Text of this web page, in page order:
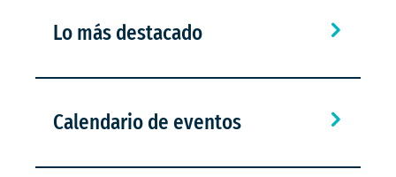
Lo más destacado
Calendario de eventos